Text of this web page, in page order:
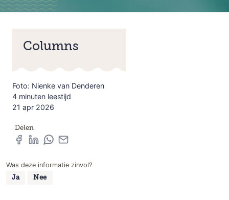
Columns
Foto: Nienke van Denderen
4 minuten leestijd
21 apr 2026
Delen
Was deze informatie zinvol?
Ja Nee